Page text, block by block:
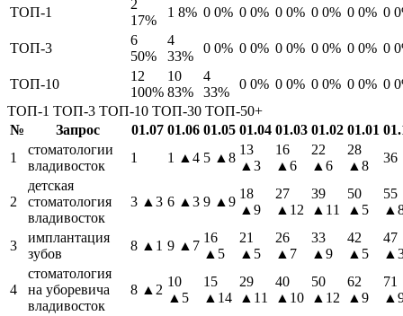
ТОП-1
2
17%
1 8% 0 0% 0 0% 0 0% 0 0% 0 0% 0
ТОП-3
6
50%
4
33%
0 0% 0 0% 0 0% 0 0% 0 0% 0
ТОП-10
12
100%
10
83%
4
33%
0 0% 0 0% 0 0% 0 0% 0
ТОП-1 ТОП-3 ТОП-10 ТОП-30 ТОП-50+
№
Запрос 01.07 01.06 01.05 01.04 01.03 01.02 01.01
1
стоматологии
владивосток
1 1 ▲4 5 ▲8
13
▲3
16
▲6
22
▲6
28
▲8
36
2
детская
стоматология
владивосток
3 ▲3 6 ▲3 9 ▲9
18
▲9
27
▲12
39
▲11
50
▲5
55
3
имплантация
зубов
8 ▲1 9 ▲7
16
▲5
21
▲5
26
▲7
33
▲9
42
▲5
47
4
стоматология
на уборевича
владивосток
8 ▲2
10
▲5
15
▲14
29
▲11
40
▲10
50
▲12
62
▲9
71